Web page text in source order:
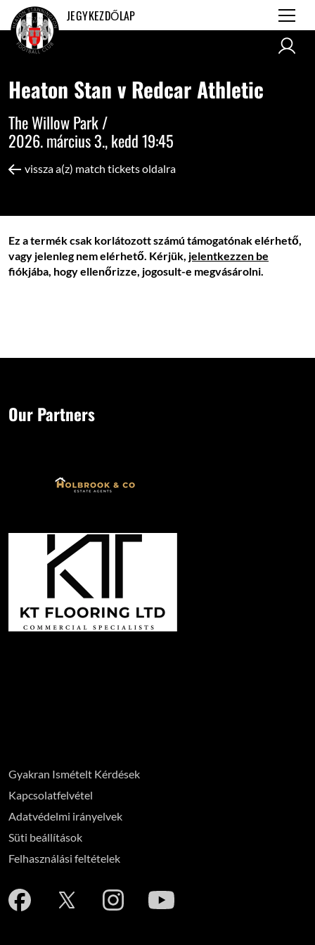
JEGYKEZDŐLAP
Heaton Stan v Redcar Athletic
The Willow Park /
2026. március 3., kedd 19:45
vissza a(z) match tickets oldalra
Ez a termék csak korlátozott számú támogatónak elérhető,
vagy jelenleg nem elérhető. Kérjük, jelentkezzen be
fiókjába, hogy ellenőrizze, jogosult-e megvásárolni.
Gyakran Ismételt Kérdések
Kapcsolatfelvétel
Adatvédelmi irányelvek
Süti beállítások
Felhasználási feltételek
Our Partners